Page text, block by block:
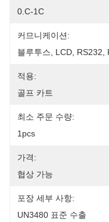
0.C-1C
커므니케이션:
블루투스, LCD, RS232,
적용:
골프 카트
최소 주문 수량:
1pcs
가격:
협상 가능
포장 세부 사항:
UN3480 표준 수출